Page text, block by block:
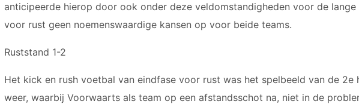
anticipeerde hierop door ook onder deze veldomstandigheden voor de
voor rust geen noemenswaardige kansen op voor beide teams.
Ruststand 1-2
Het kick en rush voetbal van eindfase voor rust was het spelbeeld van de 2e
weer, waarbij Voorwaarts als team op een afstandsschot na, niet in de